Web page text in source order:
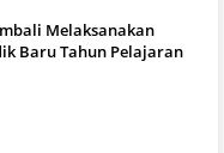
Melaksanakan
Baru Tahun Pelajaran